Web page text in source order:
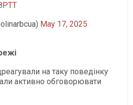
May 17, 2025
на таку поведінку
активно обговорювати